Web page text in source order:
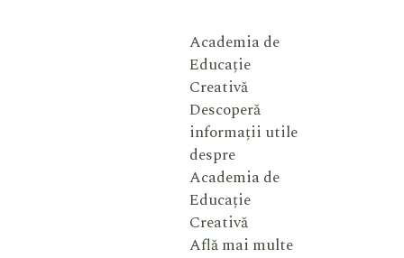
Academia de
Educație
Creativă
Descoperă
informații utile
despre
Academia de
Educație
Creativă
Află mai multe